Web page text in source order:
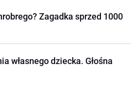
Zagadka sprzed 1000
własnego dziecka. Głośna